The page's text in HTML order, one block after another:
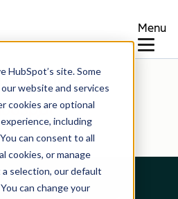
HubSpot’s site. Some
website and services
cookies are optional
including
can consent to all
cookies, or manage
selection, our default
can change your
Menu
d'aide